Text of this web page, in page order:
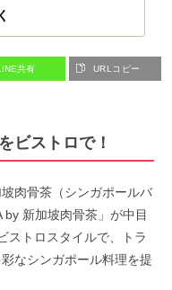
共有 URLコピー
ビストロで！
肉骨茶（シンガポールバ
新加坡肉骨茶」が中目
ストロスタイルで、トラ
なシンガポール料理を提